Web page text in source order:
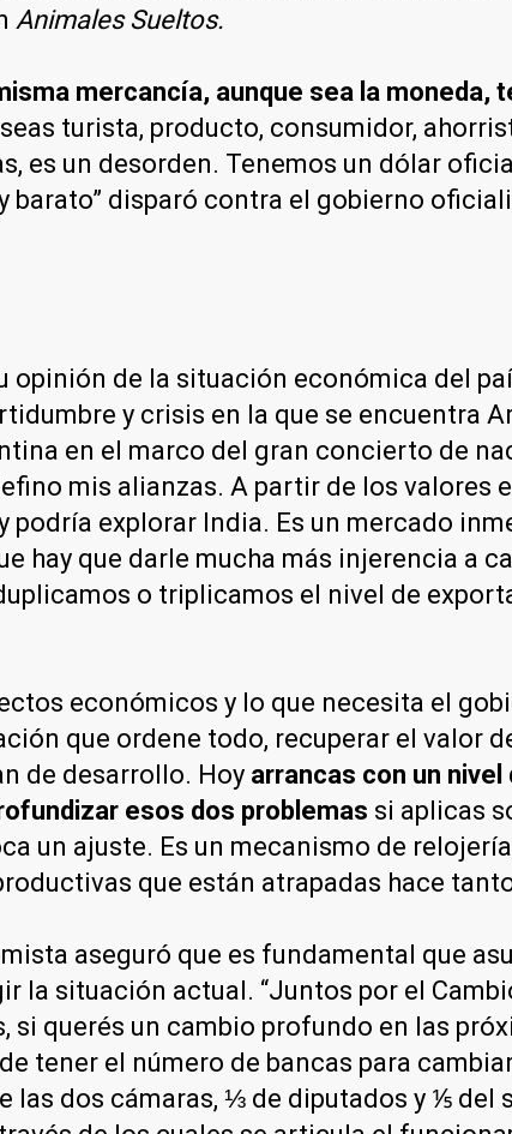
Animales Sueltos.
mercancía, aunque sea la moneda,
turista, producto, consumidor,
es un desorden. Tenemos un dólar
disparó contra el gobierno
de la situación económica del
y crisis en la que se encuentra
en el marco del gran concierto de
mis alianzas. A partir de los valores
explorar India. Es un mercado
hay que darle mucha más injerencia a
o triplicamos el nivel de
económicos y lo que necesita el
que ordene todo, recuperar el valor
de desarrollo. Hoy arrancas con un nivel
esos dos problemas si aplicas
un ajuste. Es un mecanismo de
que están atrapadas hace
aseguró que es fundamental que
la situación actual. “Juntos por el
si querés un cambio profundo en las
tener el número de bancas para
dos cámaras, ⅓ de diputados y ⅕ del